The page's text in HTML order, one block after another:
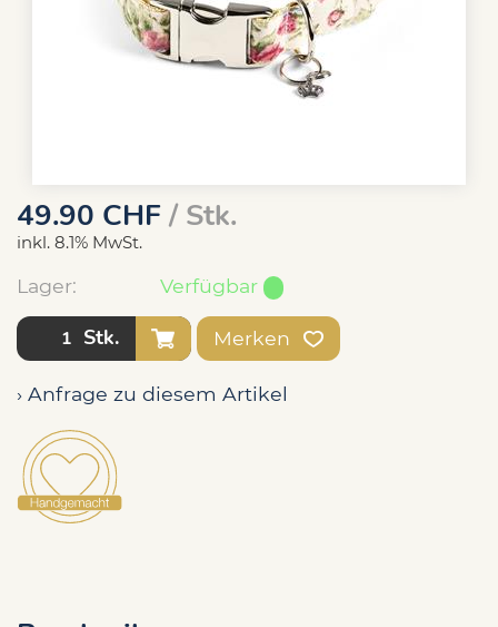
49.90 CHF/ Stk.
inkl. 8.1% MwSt.
Lager: Verfügbar
Stk. Merken
› Anfrage zu diesem Artikel